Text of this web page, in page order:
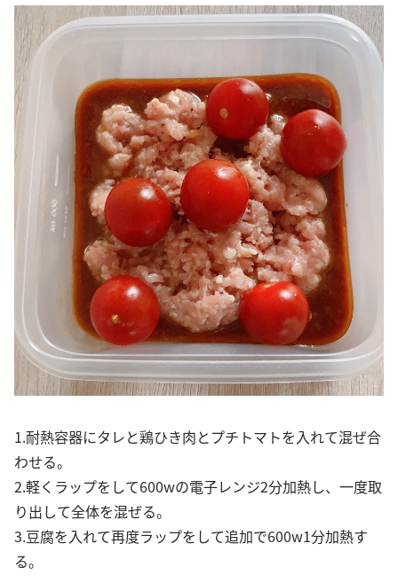
1.耐熱容器にタレと鶏ひき肉とプチトマトを入れて混ぜ合
わせる。
2.軽くラップをして600wの電子レンジ2分加熱し、一度取
り出して全体を混ぜる。
3.豆腐を入れて再度ラップをして追加で600w1分加熱す
る。